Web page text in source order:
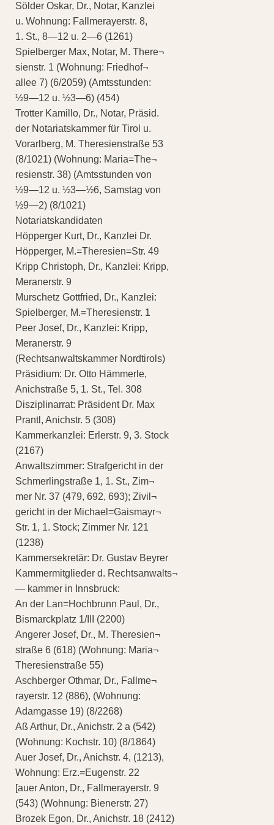
Sölder Oskar, Dr., Notar, Kanzlei
u. Wohnung: Fallmerayerstr. 8,
1. St., 8—12 u. 2—6 (1261)
Spielberger Max, Notar, M. There¬
sienstr. 1 (Wohnung: Friedhof¬
allee 7) (6/2059) (Amtsstunden:
½9—12 u. ½3—6) (454)
Trotter Kamillo, Dr., Notar, Präsid.
der Notariatskammer für Tirol u.
Vorarlberg, M. Theresienstraße 53
(8/1021) (Wohnung: Maria=The¬
resienstr. 38) (Amtsstunden von
½9—12 u. ½3—½6, Samstag von
½9—2) (8/1021)
Notariatskandidaten
Höpperger Kurt, Dr., Kanzlei Dr.
Höpperger, M.=Theresien=Str. 49
Kripp Christoph, Dr., Kanzlei: Kripp,
Meranerstr. 9
Murschetz Gottfried, Dr., Kanzlei:
Spielberger, M.=Theresienstr. 1
Peer Josef, Dr., Kanzlei: Kripp,
Meranerstr. 9
(Rechtsanwaltskammer Nordtirols)
Präsidium: Dr. Otto Hämmerle,
Anichstraße 5, 1. St., Tel. 308
Disziplinarrat: Präsident Dr. Max
Prantl, Anichstr. 5 (308)
Kammerkanzlei: Erlerstr. 9, 3. Stock
(2167)
Anwaltszimmer: Strafgericht in der
Schmerlingstraße 1, 1. St., Zim¬
mer Nr. 37 (479, 692, 693); Zivil¬
gericht in der Michael=Gaismayr¬
Str. 1, 1. Stock; Zimmer Nr. 121
(1238)
Kammersekretär: Dr. Gustav Beyrer
Kammermitglieder d. Rechtsanwalts¬
— kammer in Innsbruck:
An der Lan=Hochbrunn Paul, Dr.,
Bismarckplatz 1/III (2200)
Angerer Josef, Dr., M. Theresien¬
straße 6 (618) (Wohnung: Maria¬
Theresienstraße 55)
Aschberger Othmar, Dr., Fallme¬
rayerstr. 12 (886), (Wohnung:
Adamgasse 19) (8/2268)
Aß Arthur, Dr., Anichstr. 2 a (542)
(Wohnung: Kochstr. 10) (8/1864)
Auer Josef, Dr., Anichstr. 4, (1213),
Wohnung: Erz.=Eugenstr. 22
[auer Anton, Dr., Fallmerayerstr. 9
(543) (Wohnung: Bienerstr. 27)
Brozek Egon, Dr., Anichstr. 18 (2412)